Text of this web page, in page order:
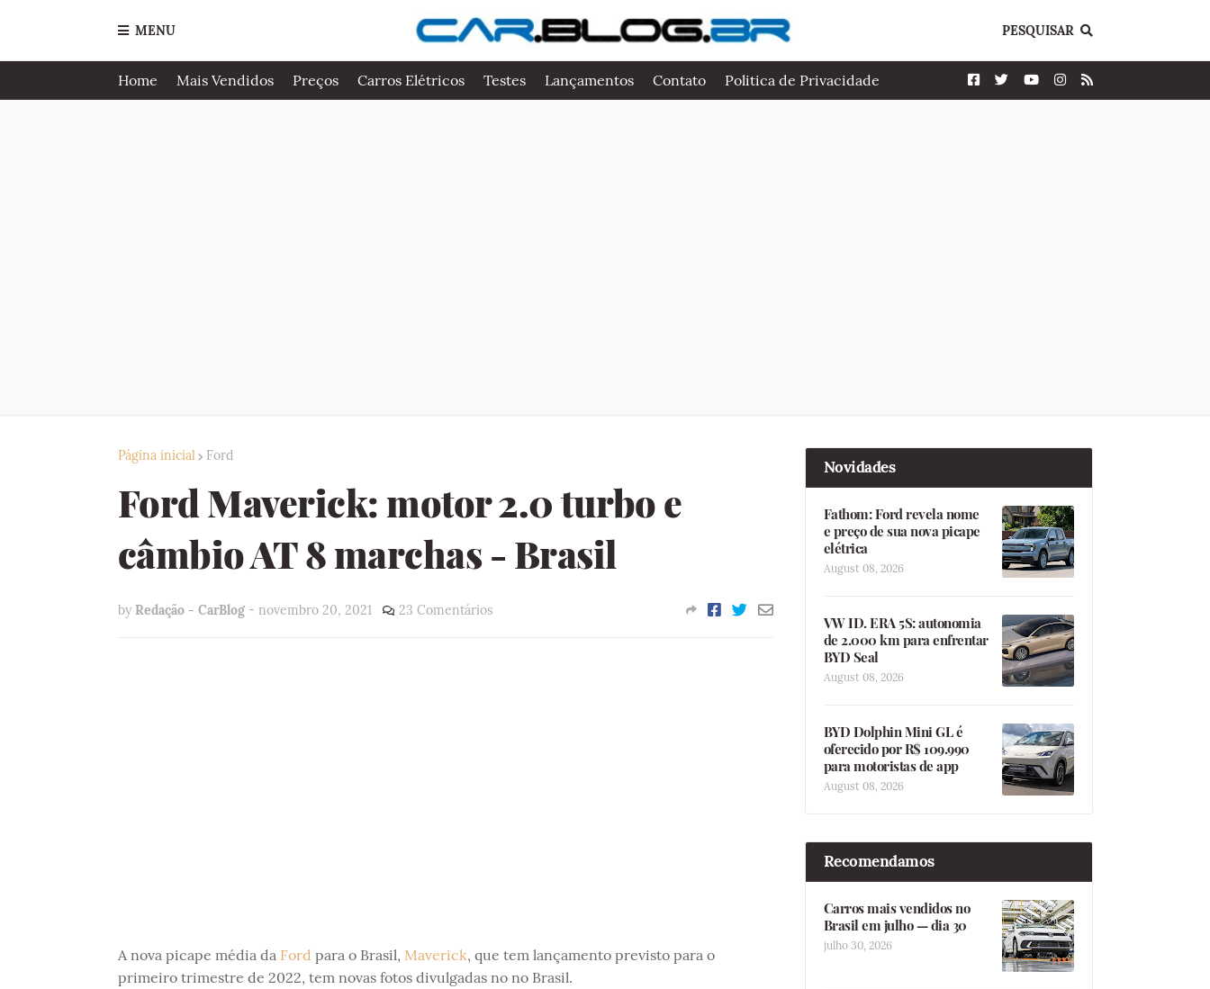
MENU PESQUISAR
Home Mais Vendidos Preços Carros Elétricos Testes Lançamentos Contato Politica de Privacidade
Página inicial Ford
Ford Maverick: motor 2.0 turbo e
câmbio AT 8 marchas - Brasil
by Redação - CarBlog - novembro 20, 2021 23 Comentários
A nova picape média da Ford para o Brasil, Maverick, que tem lançamento previsto para o
primeiro trimestre de 2022, tem novas fotos divulgadas no no Brasil.
Novidades
Fathom: Ford revela nome
e preço de sua nova picape
elétrica
August 08, 2026
VW ID. ERA 5S: autonomia
de 2.000 km para enfrentar
BYD Seal
August 08, 2026
BYD Dolphin Mini GL é
oferecido por R$ 109.990
para motoristas de app
August 08, 2026
Recomendamos
Carros mais vendidos no
Brasil em julho — dia 30
julho 30, 2026